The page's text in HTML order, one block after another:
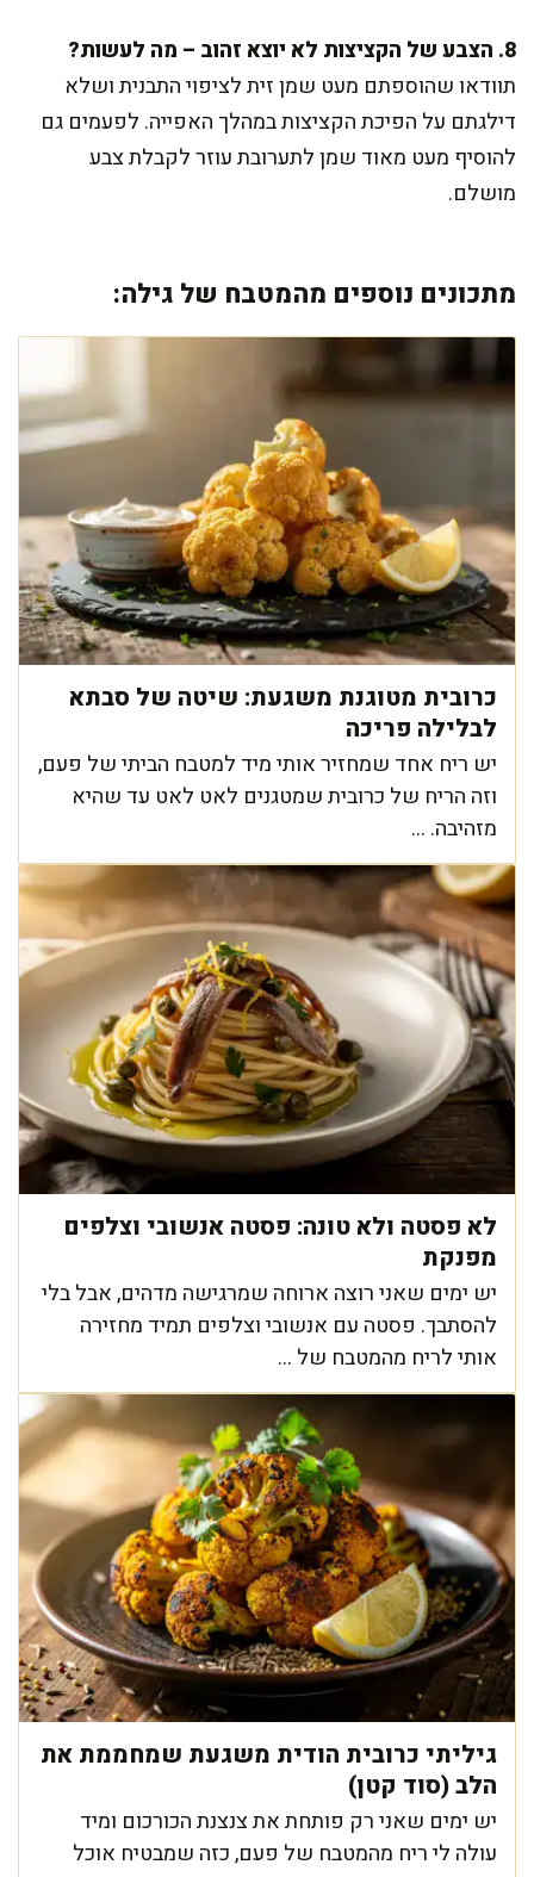
8. הצבע של הקציצות לא יוצא זהוב – מה לעשות?
תוודאו שהוספתם מעט שמן זית לציפוי התבנית ושלא
דילגתם על הפיכת הקציצות במהלך האפייה. לפעמים גם
להוסיף מעט מאוד שמן לתערובת עוזר לקבלת צבע
מושלם.
מתכונים נוספים מהמטבח של גילה:
כרובית מטוגנת משגעת: שיטה של סבתא
לבלילה פריכה
יש ריח אחד שמחזיר אותי מיד למטבח הביתי של פעם,
וזה הריח של כרובית שמטגנים לאט לאט עד שהיא
מזהיבה. ...
לא פסטה ולא טונה: פסטה אנשובי וצלפים
מפנקת
יש ימים שאני רוצה ארוחה שמרגישה מדהים, אבל בלי
להסתבך. פסטה עם אנשובי וצלפים תמיד מחזירה
אותי לריח מהמטבח של ...
גיליתי כרובית הודית משגעת שמחממת את
הלב (סוד קטן)
יש ימים שאני רק פותחת את צנצנת הכורכום ומיד
עולה לי ריח מהמטבח של פעם, כזה שמבטיח אוכל